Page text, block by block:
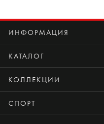
ИНФОРМАЦИЯ
КАТАЛОГ
КОЛЛЕКЦИИ
СПОРТ